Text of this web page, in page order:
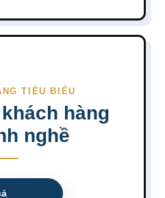
TIÊU BIỂU
hàng
nghề